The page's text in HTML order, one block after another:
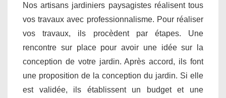
Nos artisans jardiniers paysagistes réalisent tous
vos travaux avec professionnalisme. Pour réaliser
vos travaux, ils procèdent par étapes. Une
rencontre sur place pour avoir une idée sur la
conception de votre jardin. Après accord, ils font
une proposition de la conception du jardin. Si elle
est validée, ils établissent un budget et une